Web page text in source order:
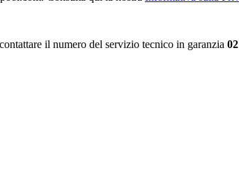
il numero del servizio tecnico in garanzia